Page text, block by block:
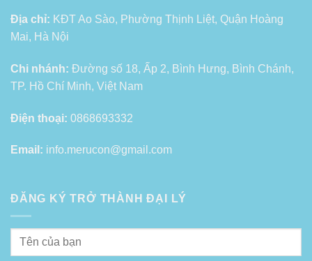
Địa chỉ: KĐT Ao Sào, Phường Thịnh Liệt, Quận Hoàng
Mai, Hà Nội
Chi nhánh: Đường số 18, Ấp 2, Bình Hưng, Bình Chánh,
TP. Hồ Chí Minh, Việt Nam
Điện thoại: 0868693332
Email: info.merucon@gmail.com
ĐĂNG KÝ TRỞ THÀNH ĐẠI LÝ